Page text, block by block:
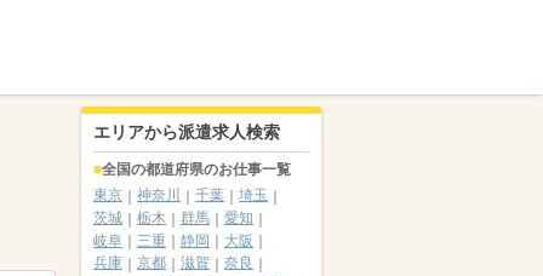
エリアから派遣求人検索
全国の都道府県のお仕事一覧
東京
神奈川 千葉
埼玉
茨城
栃木 群馬
愛知
岐阜
三重 静岡
大阪
兵庫
京都 滋賀
奈良